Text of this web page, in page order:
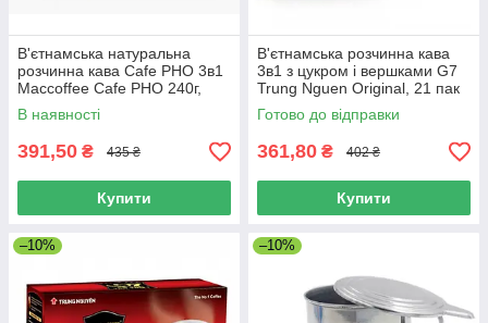
В'єтнамська натуральна
розчинна кава Cafe PHO 3в1
Maccoffee Cafe PHO 240г,
10шт *24г, (В'єтнам)
В наявності
391,50 ₴ 435 ₴
Купити
В'єтнамська розчинна кава
3в1 з цукром і вершками G7
Trung Nguen Original, 21 пак
(В'єтнам)
Готово до відправки
361,80 ₴ 402 ₴
Купити
–10% –10%